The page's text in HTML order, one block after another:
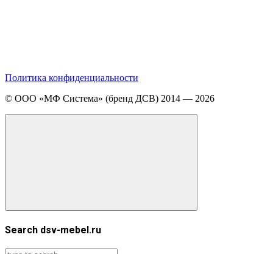
Политика конфиденциальности
© ООО «МФ Система» (бренд ДСВ) 2014 — 2026
Search dsv-mebel.ru